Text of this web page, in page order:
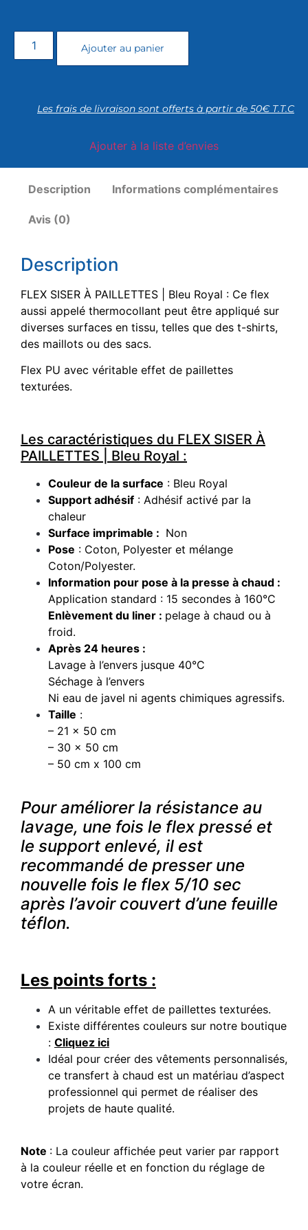
Ajouter au panier
Les frais de livraison sont offerts à partir de 50€ T.T.C
Ajouter à la liste d’envies
Description Informations complémentaires
Avis (0)
Description
FLEX SISER À PAILLETTES | Bleu Royal : Ce flex
aussi appelé thermocollant peut être appliqué sur
diverses surfaces en tissu, telles que des t-shirts,
des maillots ou des sacs.
Flex PU avec véritable effet de paillettes
texturées.
Les caractéristiques du FLEX SISER À
PAILLETTES | Bleu Royal :
Couleur de la surface : Bleu Royal
Support adhésif : Adhésif activé par la
chaleur
Surface imprimable : Non
Pose : Coton, Polyester et mélange
Coton/Polyester.
Information pour pose à la presse à chaud :
Application standard : 15 secondes à 160°C
Enlèvement du liner : pelage à chaud ou à
froid.
Après 24 heures :
Lavage à l’envers jusque 40°C
Séchage à l’envers
Ni eau de javel ni agents chimiques agressifs.
Taille :
– 21 x 50 cm
– 30 x 50 cm
– 50 cm x 100 cm
Pour améliorer la résistance au
lavage, une fois le flex pressé et
le support enlevé, il est
recommandé de presser une
nouvelle fois le flex 5/10 sec
après l’avoir couvert d’une feuille
téflon.
Les points forts :
A un véritable effet de paillettes texturées.
Existe différentes couleurs sur notre boutique
: Cliquez ici
Idéal pour créer des vêtements personnalisés,
ce transfert à chaud est un matériau d’aspect
professionnel qui permet de réaliser des
projets de haute qualité.
Note : La couleur affichée peut varier par rapport
à la couleur réelle et en fonction du réglage de
votre écran.